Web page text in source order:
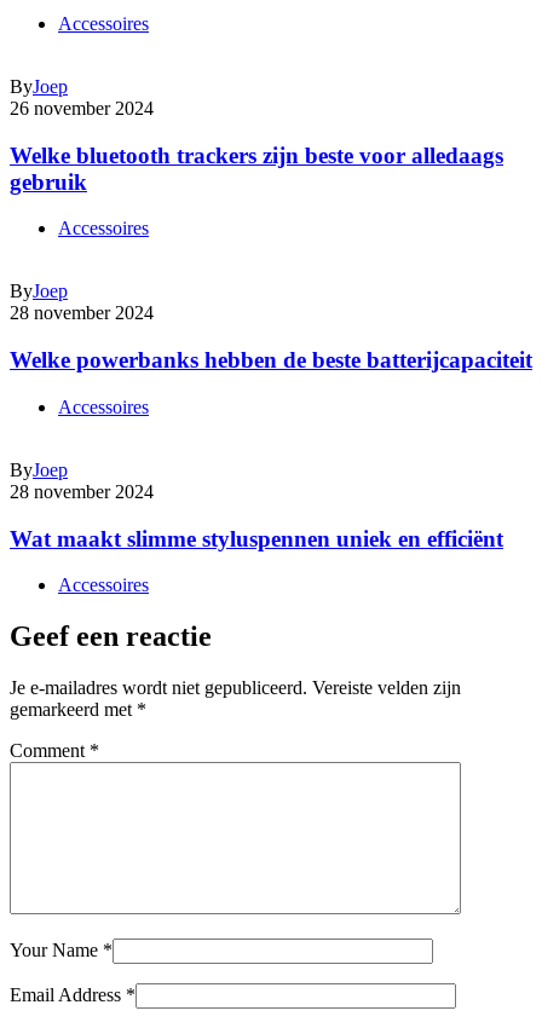
Accessoires
ByJoep
26 november 2024
Welke bluetooth trackers zijn beste voor alledaags
gebruik
Accessoires
ByJoep
28 november 2024
Welke powerbanks hebben de beste batterijcapaciteit
Accessoires
ByJoep
28 november 2024
Wat maakt slimme styluspennen uniek en efficiënt
Accessoires
Geef een reactie
Je e-mailadres wordt niet gepubliceerd. Vereiste velden zijn
gemarkeerd met *
Comment *
Your Name *
Email Address *